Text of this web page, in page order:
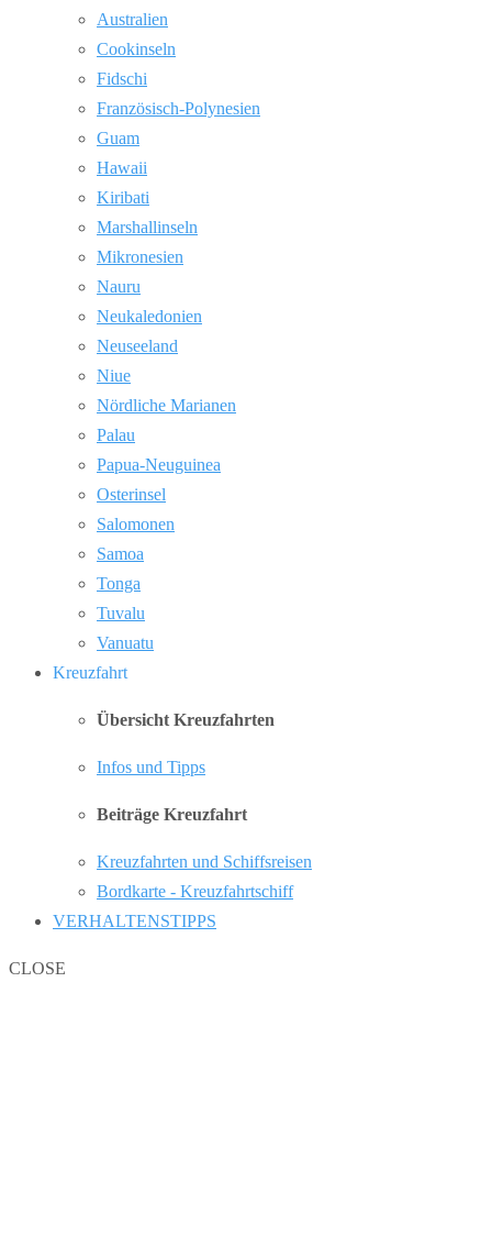
Australien
Cookinseln
Fidschi
Französisch-Polynesien
Guam
Hawaii
Kiribati
Marshallinseln
Mikronesien
Nauru
Neukaledonien
Neuseeland
Niue
Nördliche Marianen
Palau
Papua-Neuguinea
Osterinsel
Salomonen
Samoa
Tonga
Tuvalu
Vanuatu
Kreuzfahrt
Übersicht Kreuzfahrten
Infos und Tipps
Beiträge Kreuzfahrt
Kreuzfahrten und Schiffsreisen
Bordkarte - Kreuzfahrtschiff
VERHALTENSTIPPS
CLOSE